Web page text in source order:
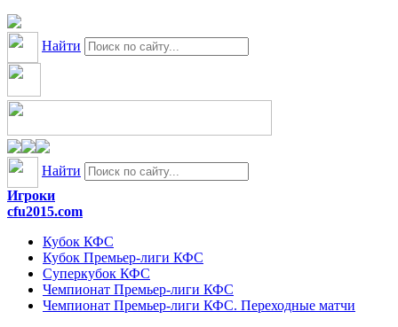
Найти
Найти
Игроки
cfu2015.com
Кубок КФС
Кубок Премьер-лиги КФС
Суперкубок КФС
Чемпионат Премьер-лиги КФС
Чемпионат Премьер-лиги КФС. Переходные матчи